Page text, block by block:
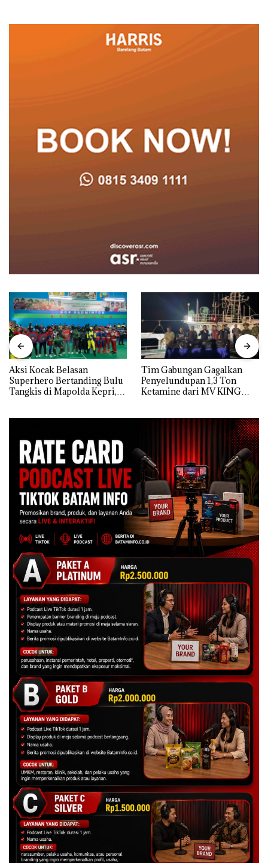
Aksi Kocak Belasan
Superhero Bertanding Bulu
Tangkis di Mapolda Kepri,
Tim Gabungan Gagalkan
Penyelundupan 1,3 Ton
Ketamine dari MV KING